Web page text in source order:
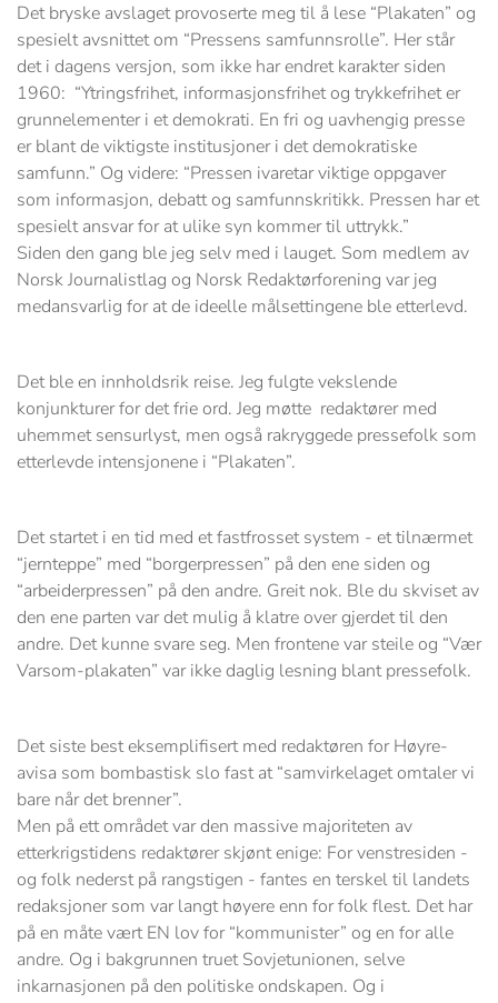
Det bryske avslaget provoserte meg til å lese “Plakaten” og
spesielt avsnittet om “Pressens samfunnsrolle”. Her står
det i dagens versjon, som ikke har endret karakter siden
1960: “Ytringsfrihet, informasjonsfrihet og trykkefrihet er
grunnelementer i et demokrati. En fri og uavhengig presse
er blant de viktigste institusjoner i det demokratiske
samfunn.” Og videre: “Pressen ivaretar viktige oppgaver
som informasjon, debatt og samfunnskritikk. Pressen har et
spesielt ansvar for at ulike syn kommer til uttrykk.”
Siden den gang ble jeg selv med i lauget. Som medlem av
Norsk Journalistlag og Norsk Redaktørforening var jeg
medansvarlig for at de ideelle målsettingene ble etterlevd.
Det ble en innholdsrik reise. Jeg fulgte vekslende
konjunkturer for det frie ord. Jeg møtte redaktører med
uhemmet sensurlyst, men også rakryggede pressefolk som
etterlevde intensjonene i “Plakaten”.
Det startet i en tid med et fastfrosset system - et tilnærmet
“jernteppe” med “borgerpressen” på den ene siden og
“arbeiderpressen” på den andre. Greit nok. Ble du skviset av
den ene parten var det mulig å klatre over gjerdet til den
andre. Det kunne svare seg. Men frontene var steile og “Vær
Varsom-plakaten” var ikke daglig lesning blant pressefolk.
Det siste best eksemplifisert med redaktøren for Høyre-
avisa som bombastisk slo fast at “samvirkelaget omtaler vi
bare når det brenner”.
Men på ett området var den massive majoriteten av
etterkrigstidens redaktører skjønt enige: For venstresiden -
og folk nederst på rangstigen - fantes en terskel til landets
redaksjoner som var langt høyere enn for folk flest. Det har
på en måte vært EN lov for “kommunister” og en for alle
andre. Og i bakgrunnen truet Sovjetunionen, selve
inkarnasjonen på den politiske ondskapen. Og i